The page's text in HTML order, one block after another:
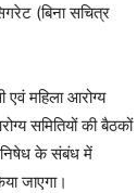
(बिना सचित्र
एवं महिला आरोग्य
समितियों की बैठकों
निषेध के संबंध में
जाएगा।